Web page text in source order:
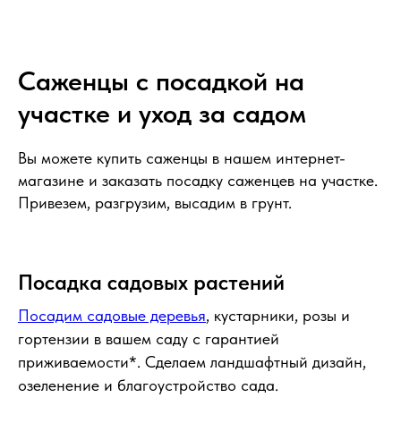
Саженцы с посадкой на
участке и уход за садом
Вы можете купить саженцы в нашем интернет-
магазине и заказать посадку саженцев на участке.
Привезем, разгрузим, высадим в грунт.
Посадка садовых растений
Посадим садовые деревья, кустарники, розы и
гортензии в вашем саду с гарантией
приживаемости*. Сделаем ландшафтный дизайн,
озеленение и благоустройство сада.